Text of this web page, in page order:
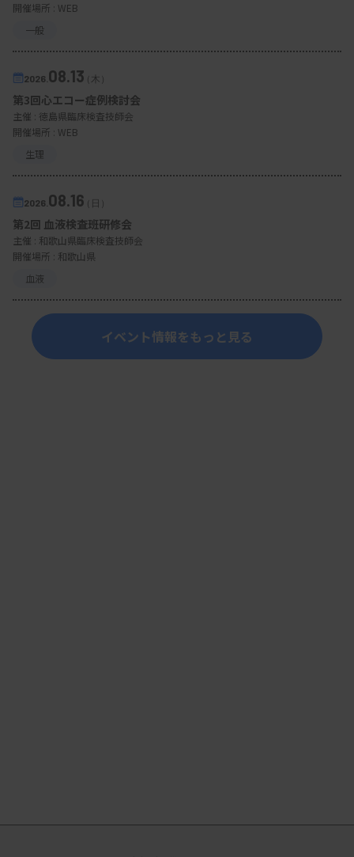
開催場所 : WEB
一般
2026. 08.13（木）
第3回心エコー症例検討会
主催 : 徳島県臨床検査技師会
開催場所 : WEB
生理
2026. 08.16（日）
第2回 血液検査班研修会
主催 : 和歌山県臨床検査技師会
開催場所 : 和歌山県
血液
イベント情報をもっと見る